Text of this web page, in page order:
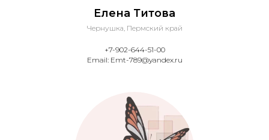
Елена Титова
Чернушка, Пермский край
+7-902-644-51-00
Email: Emt-789@yandex.ru